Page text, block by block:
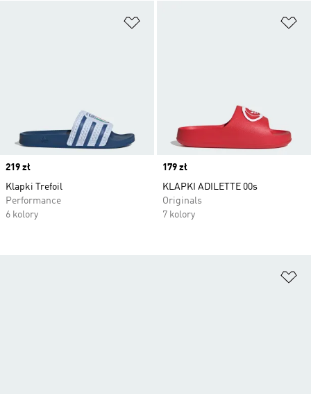
Price
219 zł
Klapki Trefoil
Performance
6 kolory
Price
179 zł
KLAPKI ADILETTE 00s
Originals
7 kolory